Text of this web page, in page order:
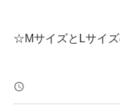
☆MサイズとLサイズ
☆栄養満点の黒ニン
お召し上がりくだ